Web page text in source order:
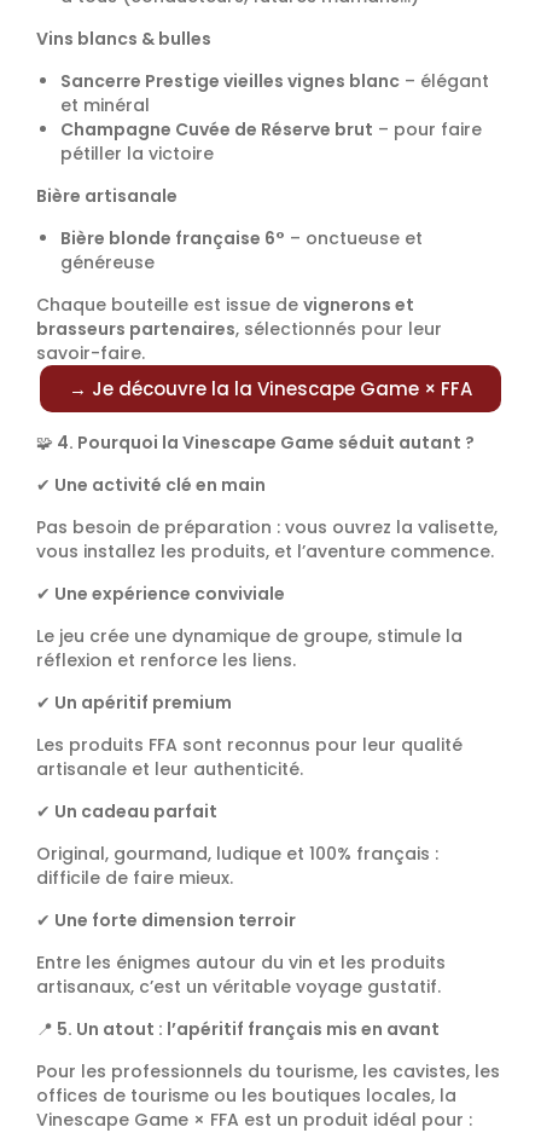
Vins blancs & bulles
Sancerre Prestige vieilles vignes blanc – élégant
et minéral
Champagne Cuvée de Réserve brut – pour faire
pétiller la victoire
Bière artisanale
Bière blonde française 6° – onctueuse et
généreuse
Chaque bouteille est issue de vignerons et
brasseurs partenaires, sélectionnés pour leur
savoir-faire.
→ Je découvre la la Vinescape Game × FFA
🧩 4. Pourquoi la Vinescape Game séduit autant ?
✔ Une activité clé en main
Pas besoin de préparation : vous ouvrez la valisette,
vous installez les produits, et l’aventure commence.
✔ Une expérience conviviale
Le jeu crée une dynamique de groupe, stimule la
réflexion et renforce les liens.
✔ Un apéritif premium
Les produits FFA sont reconnus pour leur qualité
artisanale et leur authenticité.
✔ Un cadeau parfait
Original, gourmand, ludique et 100% français :
difficile de faire mieux.
✔ Une forte dimension terroir
Entre les énigmes autour du vin et les produits
artisanaux, c’est un véritable voyage gustatif.
📍 5. Un atout : l’apéritif français mis en avant
Pour les professionnels du tourisme, les cavistes, les
offices de tourisme ou les boutiques locales, la
Vinescape Game × FFA est un produit idéal pour :